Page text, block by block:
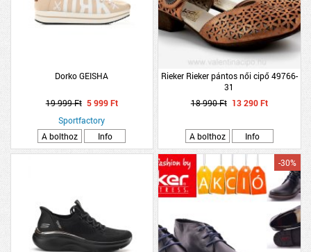
Dorko GEISHA
19 999 Ft 5 999 Ft
Sportfactory
A bolthoz
Info
Rieker Rieker pántos női cipő 49766-
31
18 990 Ft 13 290 Ft
A bolthoz Info
-30%